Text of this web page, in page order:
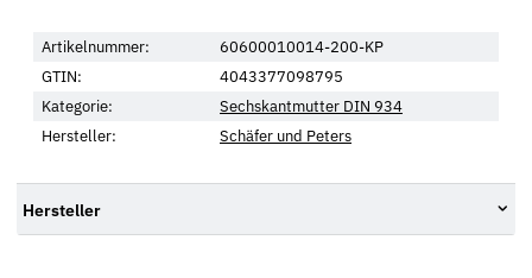
Artikelnummer:
60600010014-200-KP
GTIN:
4043377098795
Kategorie:
Sechskantmutter DIN 934
Hersteller:
Schäfer und Peters
Hersteller